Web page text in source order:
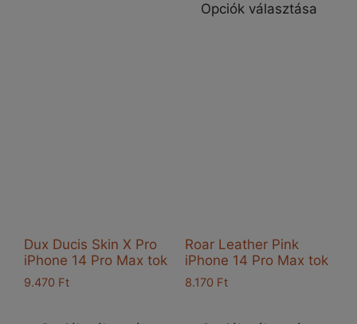
Opciók választása
Dux Ducis Skin X Pro
iPhone 14 Pro Max tok
9.470 Ft
Roar Leather Pink
iPhone 14 Pro Max tok
8.170 Ft